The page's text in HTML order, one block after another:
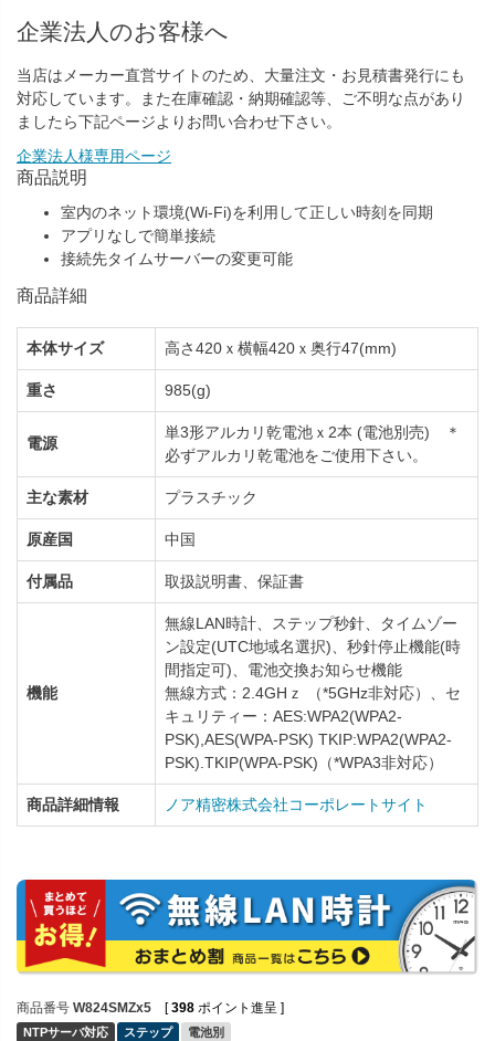
企業法人のお客様へ
当店はメーカー直営サイトのため、大量注文・お見積書発行にも
対応しています。また在庫確認・納期確認等、ご不明な点があり
ましたら下記ページよりお問い合わせ下さい。
企業法人様専用ページ
商品説明
室内のネット環境(Wi-Fi)を利用して正しい時刻を同期
アプリなしで簡単接続
接続先タイムサーバーの変更可能
商品詳細
本体サイズ 高さ420ｘ横幅420ｘ奥行47(mm)
重さ 985(g)
電源
単3形アルカリ乾電池ｘ2本 (電池別売) ＊
必ずアルカリ乾電池をご使用下さい。
主な素材 プラスチック
原産国 中国
付属品 取扱説明書、保証書
機能
無線LAN時計、ステップ秒針、タイムゾー
ン設定(UTC地域名選択)、秒針停止機能(時
間指定可)、電池交換お知らせ機能
無線方式：2.4GHｚ （*5GHz非対応）、セ
キュリティー：AES:WPA2(WPA2-
PSK),AES(WPA-PSK) TKIP:WPA2(WPA2-
PSK).TKIP(WPA-PSK)（*WPA3非対応）
商品詳細情報 ノア精密株式会社コーポレートサイト
商品番号 W824SMZx5 [ 398 ポイント進呈 ]
NTPサーバ対応 ステップ 電池別